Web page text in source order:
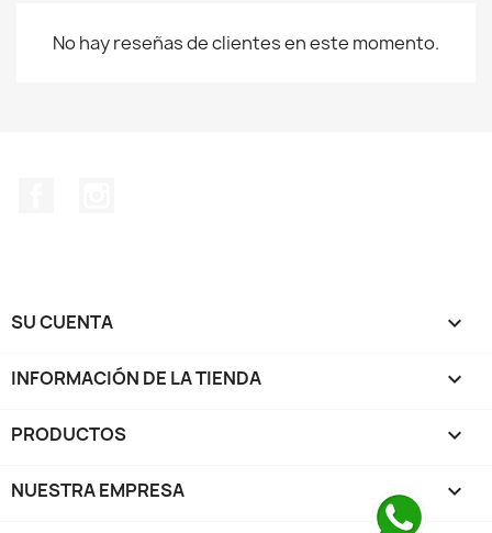
No hay reseñas de clientes en este momento.
SU CUENTA 
INFORMACIÓN DE LA TIENDA keyboard_arrow_down
PRODUCTOS 
NUESTRA EMPRESA 